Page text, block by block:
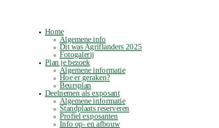
Home
Algemene info
Dit was Agriflanders 2025
Fotogalerij
Plan je bezoek
Algemene informatie
Hoe er geraken?
Beursplan
Deelnemen als exposant
Algemene informatie
Standplaats reserveren
Profiel exposanten
Info op- en afbouw